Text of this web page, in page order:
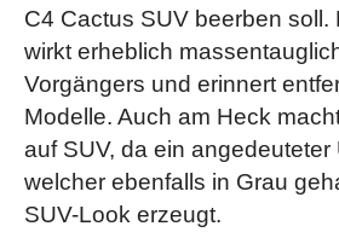
C4 Cactus SUV beerben soll.
wirkt erheblich
Vorgängers und erinnert
Modelle. Auch am Heck
auf SUV, da ein angedeuteter
welcher ebenfalls in Grau
SUV-Look erzeugt.